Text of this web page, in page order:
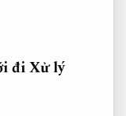
điXử lý